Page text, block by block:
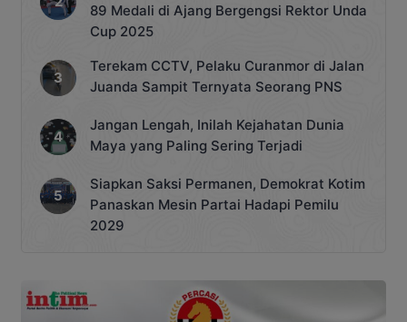
89 Medali di Ajang Bergengsi Rektor Unda
Cup 2025
Terekam CCTV, Pelaku Curanmor di Jalan
Juanda Sampit Ternyata Seorang PNS
Jangan Lengah, Inilah Kejahatan Dunia
Maya yang Paling Sering Terjadi
Siapkan Saksi Permanen, Demokrat Kotim
Panaskan Mesin Partai Hadapi Pemilu
2029